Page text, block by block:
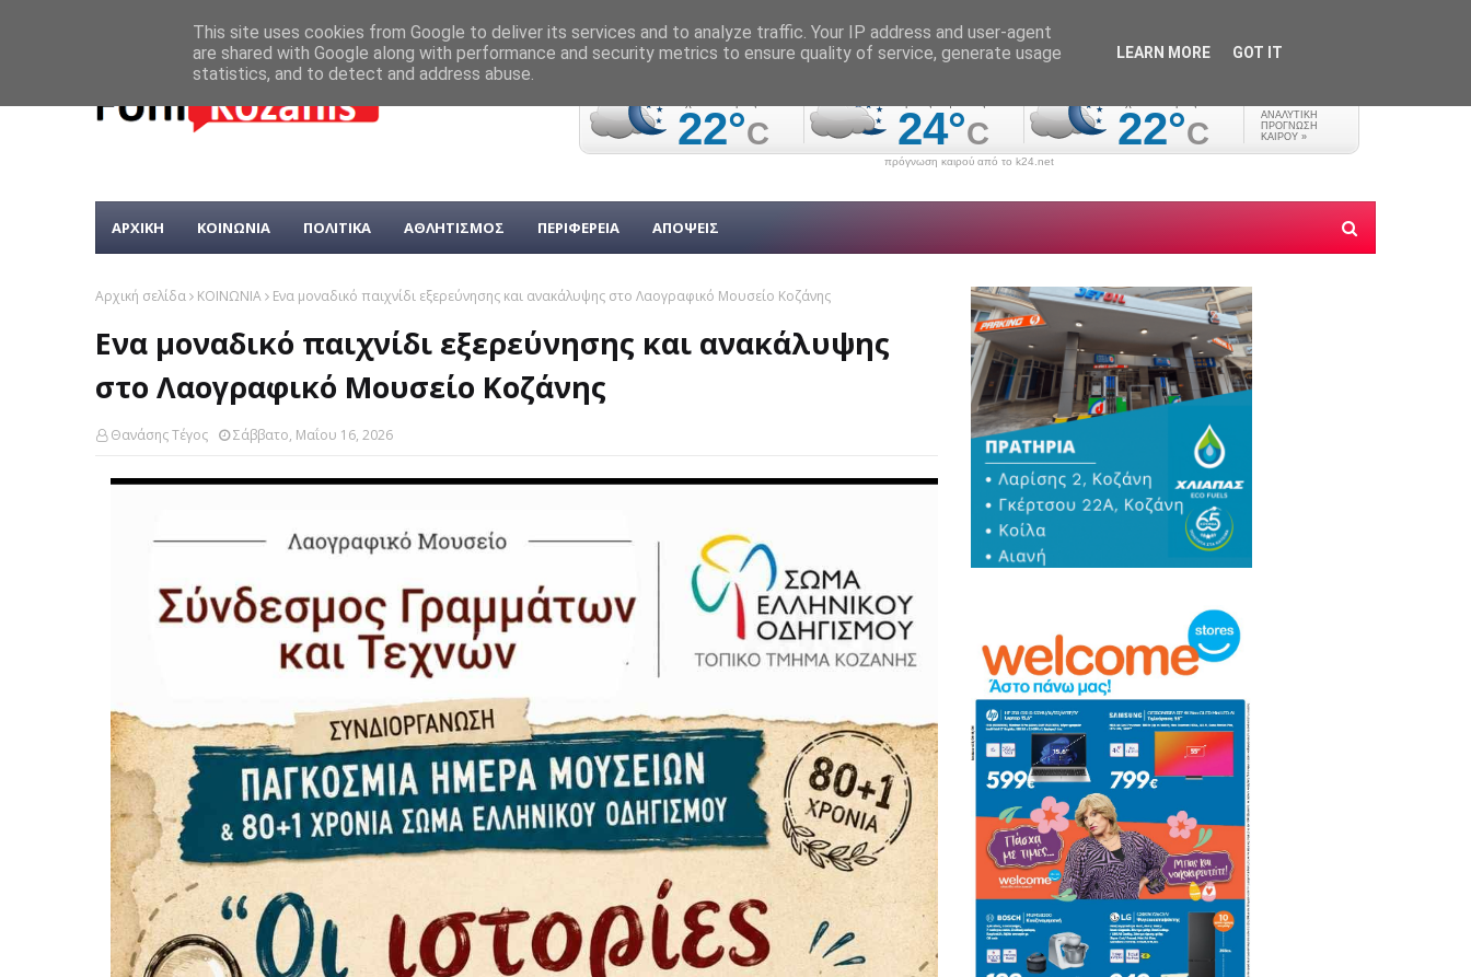
πρόγνωση καιρού από το k24.net
ΑΡΧΙΚΗ ΚΟΙΝΩΝΙΑ ΠΟΛΙΤΙΚΑ ΑΘΛΗΤΙΣΜΟΣ ΠΕΡΙΦΕΡΕΙΑ ΑΠΟΨΕΙΣ
Αρχική σελίδα ΚΟΙΝΩΝΙΑ Ενα μοναδικό παιχνίδι εξερεύνησης και ανακάλυψης στο Λαογραφικό Μουσείο Κοζάνης
Ενα μοναδικό παιχνίδι εξερεύνησης και ανακάλυψης
στο Λαογραφικό Μουσείο Κοζάνης
Θανάσης Τέγος Σάββατο, Μαΐου 16, 2026
This site uses cookies from Google to deliver its services and to analyze traffic. Your IP address and user-agent
are shared with Google along with performance and security metrics to ensure quality of service, generate usage
statistics, and to detect and address abuse.
LEARN MORE GOT IT